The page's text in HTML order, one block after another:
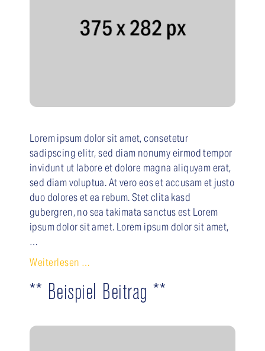
Lorem ipsum dolor sit amet, consetetur
sadipscing elitr, sed diam nonumy eirmod tempor
invidunt ut labore et dolore magna aliquyam erat,
sed diam voluptua. At vero eos et accusam et justo
duo dolores et ea rebum. Stet clita kasd
gubergren, no sea takimata sanctus est Lorem
ipsum dolor sit amet. Lorem ipsum dolor sit amet,
…
Weiterlesen …
** Beispiel Beitrag **